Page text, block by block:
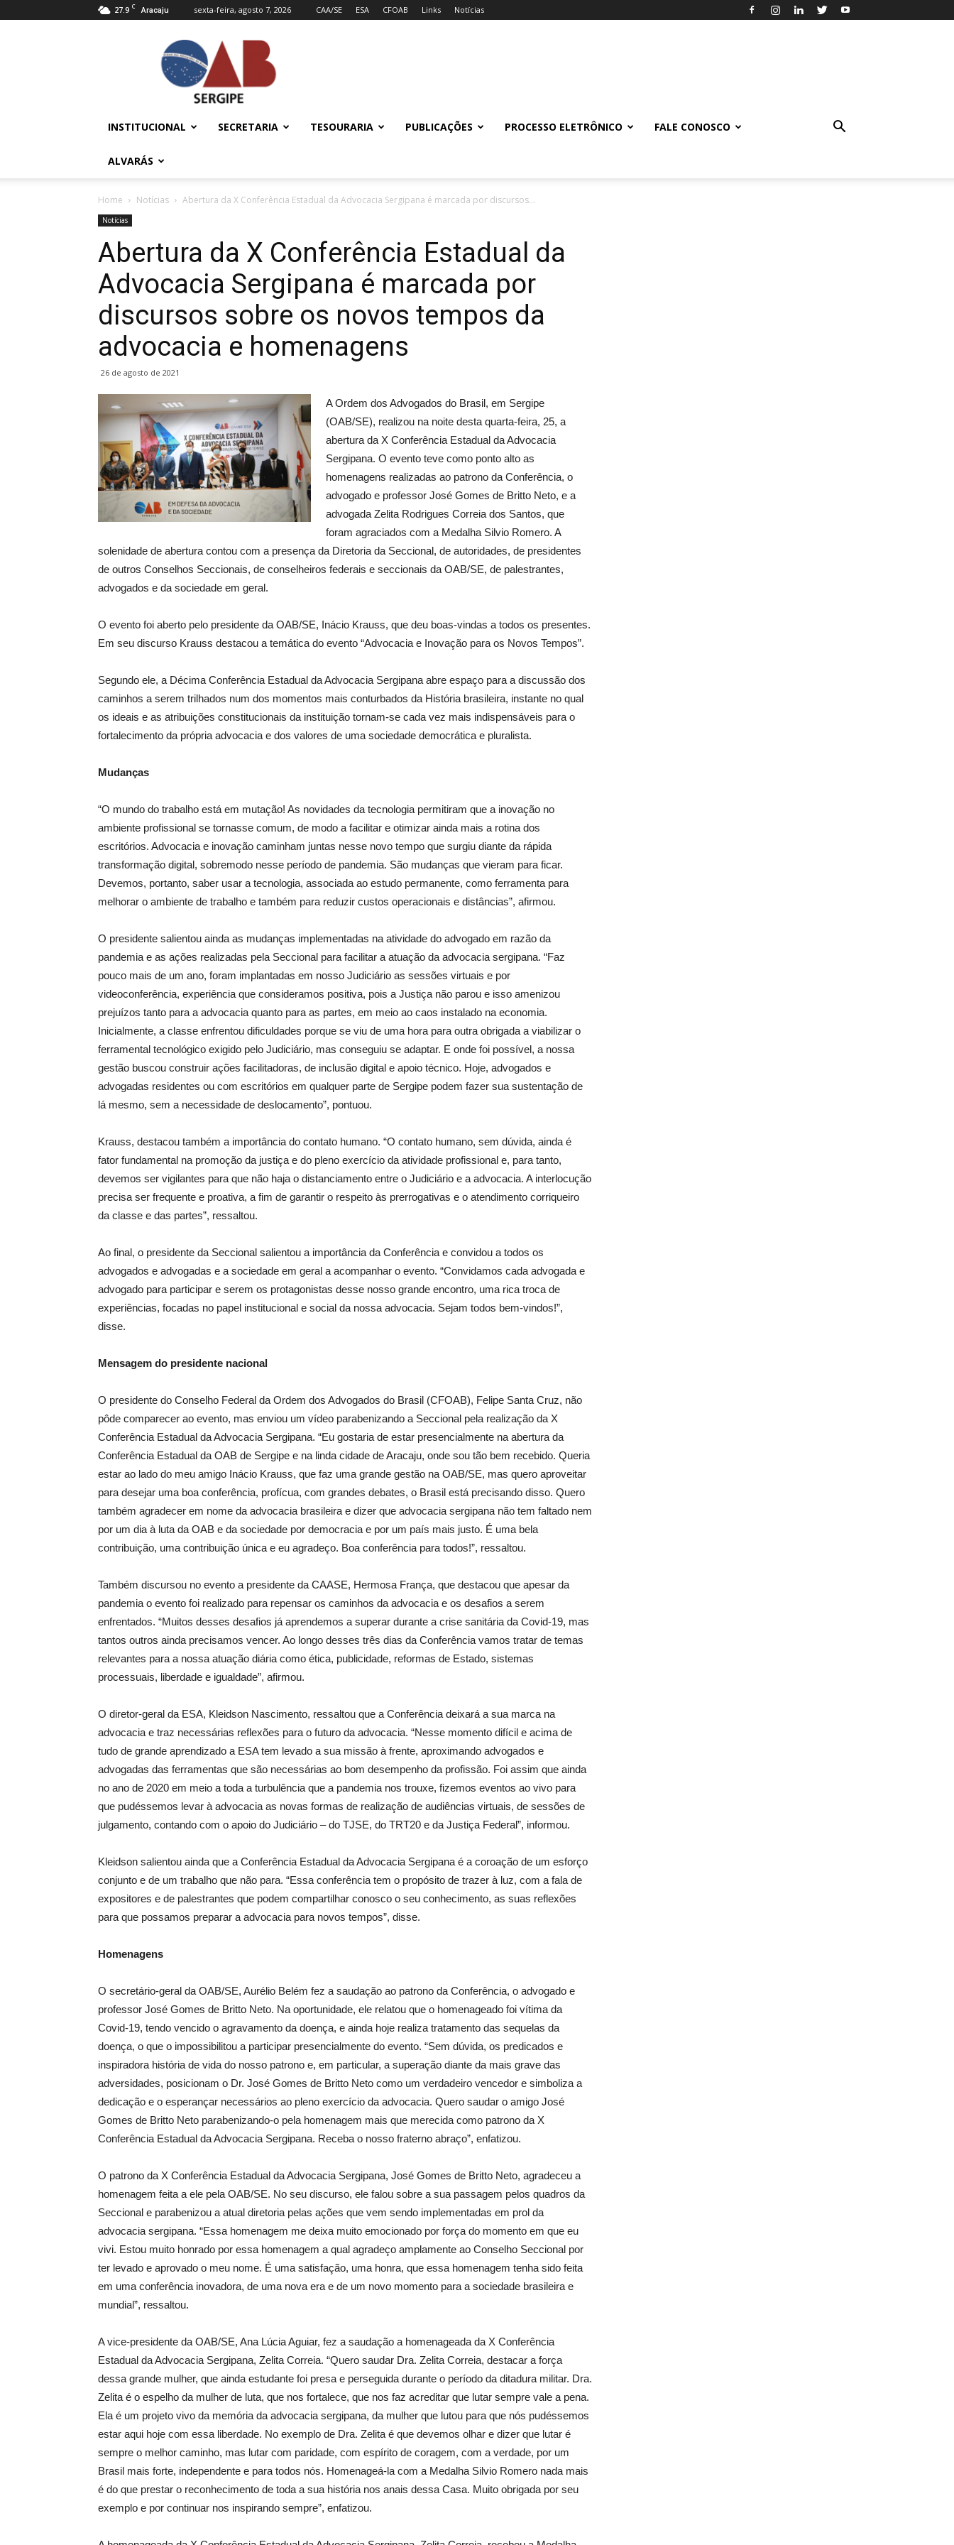
27.9 C Aracaju sexta-feira, agosto 7, 2026 CAA/SE ESA CFOAB Links Notícias
OAB/SE
Ordem
do
INSTITUCIONAL SECRETARIA TESOURARIA PUBLICAÇÕES PROCESSO ELETRÔNICO FALE CONOSCO
ALVARÁS
Home Notícias Abertura da X Conferência Estadual da Advocacia Sergipana é marcada por discursos...
Notícias
Abertura da X Conferência Estadual da
Advocacia Sergipana é marcada por
discursos sobre os novos tempos da
advocacia e homenagens
26 de agosto de 2021
A Ordem dos Advogados do Brasil, em Sergipe
(OAB/SE), realizou na noite desta quarta-feira, 25, a
abertura da X Conferência Estadual da Advocacia
Sergipana. O evento teve como ponto alto as
homenagens realizadas ao patrono da Conferência, o
advogado e professor José Gomes de Britto Neto, e a
advogada Zelita Rodrigues Correia dos Santos, que
foram agraciados com a Medalha Silvio Romero. A
solenidade de abertura contou com a presença da Diretoria da Seccional, de autoridades, de presidentes
de outros Conselhos Seccionais, de conselheiros federais e seccionais da OAB/SE, de palestrantes,
advogados e da sociedade em geral.
O evento foi aberto pelo presidente da OAB/SE, Inácio Krauss, que deu boas-vindas a todos os presentes.
Em seu discurso Krauss destacou a temática do evento “Advocacia e Inovação para os Novos Tempos”.
Segundo ele, a Décima Conferência Estadual da Advocacia Sergipana abre espaço para a discussão dos
caminhos a serem trilhados num dos momentos mais conturbados da História brasileira, instante no qual
os ideais e as atribuições constitucionais da instituição tornam-se cada vez mais indispensáveis para o
fortalecimento da própria advocacia e dos valores de uma sociedade democrática e pluralista.
Mudanças
“O mundo do trabalho está em mutação! As novidades da tecnologia permitiram que a inovação no
ambiente profissional se tornasse comum, de modo a facilitar e otimizar ainda mais a rotina dos
escritórios. Advocacia e inovação caminham juntas nesse novo tempo que surgiu diante da rápida
transformação digital, sobremodo nesse período de pandemia. São mudanças que vieram para ficar.
Devemos, portanto, saber usar a tecnologia, associada ao estudo permanente, como ferramenta para
melhorar o ambiente de trabalho e também para reduzir custos operacionais e distâncias”, afirmou.
O presidente salientou ainda as mudanças implementadas na atividade do advogado em razão da
pandemia e as ações realizadas pela Seccional para facilitar a atuação da advocacia sergipana. “Faz
pouco mais de um ano, foram implantadas em nosso Judiciário as sessões virtuais e por
videoconferência, experiência que consideramos positiva, pois a Justiça não parou e isso amenizou
prejuízos tanto para a advocacia quanto para as partes, em meio ao caos instalado na economia.
Inicialmente, a classe enfrentou dificuldades porque se viu de uma hora para outra obrigada a viabilizar o
ferramental tecnológico exigido pelo Judiciário, mas conseguiu se adaptar. E onde foi possível, a nossa
gestão buscou construir ações facilitadoras, de inclusão digital e apoio técnico. Hoje, advogados e
advogadas residentes ou com escritórios em qualquer parte de Sergipe podem fazer sua sustentação de
lá mesmo, sem a necessidade de deslocamento”, pontuou.
Krauss, destacou também a importância do contato humano. “O contato humano, sem dúvida, ainda é
fator fundamental na promoção da justiça e do pleno exercício da atividade profissional e, para tanto,
devemos ser vigilantes para que não haja o distanciamento entre o Judiciário e a advocacia. A interlocução
precisa ser frequente e proativa, a fim de garantir o respeito às prerrogativas e o atendimento corriqueiro
da classe e das partes”, ressaltou.
Ao final, o presidente da Seccional salientou a importância da Conferência e convidou a todos os
advogados e advogadas e a sociedade em geral a acompanhar o evento. “Convidamos cada advogada e
advogado para participar e serem os protagonistas desse nosso grande encontro, uma rica troca de
experiências, focadas no papel institucional e social da nossa advocacia. Sejam todos bem-vindos!”,
disse.
Mensagem do presidente nacional
O presidente do Conselho Federal da Ordem dos Advogados do Brasil (CFOAB), Felipe Santa Cruz, não
pôde comparecer ao evento, mas enviou um vídeo parabenizando a Seccional pela realização da X
Conferência Estadual da Advocacia Sergipana. “Eu gostaria de estar presencialmente na abertura da
Conferência Estadual da OAB de Sergipe e na linda cidade de Aracaju, onde sou tão bem recebido. Queria
estar ao lado do meu amigo Inácio Krauss, que faz uma grande gestão na OAB/SE, mas quero aproveitar
para desejar uma boa conferência, profícua, com grandes debates, o Brasil está precisando disso. Quero
também agradecer em nome da advocacia brasileira e dizer que advocacia sergipana não tem faltado nem
por um dia à luta da OAB e da sociedade por democracia e por um país mais justo. É uma bela
contribuição, uma contribuição única e eu agradeço. Boa conferência para todos!”, ressaltou.
Também discursou no evento a presidente da CAASE, Hermosa França, que destacou que apesar da
pandemia o evento foi realizado para repensar os caminhos da advocacia e os desafios a serem
enfrentados. “Muitos desses desafios já aprendemos a superar durante a crise sanitária da Covid-19, mas
tantos outros ainda precisamos vencer. Ao longo desses três dias da Conferência vamos tratar de temas
relevantes para a nossa atuação diária como ética, publicidade, reformas de Estado, sistemas
processuais, liberdade e igualdade”, afirmou.
O diretor-geral da ESA, Kleidson Nascimento, ressaltou que a Conferência deixará a sua marca na
advocacia e traz necessárias reflexões para o futuro da advocacia. “Nesse momento difícil e acima de
tudo de grande aprendizado a ESA tem levado a sua missão à frente, aproximando advogados e
advogadas das ferramentas que são necessárias ao bom desempenho da profissão. Foi assim que ainda
no ano de 2020 em meio a toda a turbulência que a pandemia nos trouxe, fizemos eventos ao vivo para
que pudéssemos levar à advocacia as novas formas de realização de audiências virtuais, de sessões de
julgamento, contando com o apoio do Judiciário – do TJSE, do TRT20 e da Justiça Federal”, informou.
Kleidson salientou ainda que a Conferência Estadual da Advocacia Sergipana é a coroação de um esforço
conjunto e de um trabalho que não para. “Essa conferência tem o propósito de trazer à luz, com a fala de
expositores e de palestrantes que podem compartilhar conosco o seu conhecimento, as suas reflexões
para que possamos preparar a advocacia para novos tempos”, disse.
Homenagens
O secretário-geral da OAB/SE, Aurélio Belém fez a saudação ao patrono da Conferência, o advogado e
professor José Gomes de Britto Neto. Na oportunidade, ele relatou que o homenageado foi vítima da
Covid-19, tendo vencido o agravamento da doença, e ainda hoje realiza tratamento das sequelas da
doença, o que o impossibilitou a participar presencialmente do evento. “Sem dúvida, os predicados e
inspiradora história de vida do nosso patrono e, em particular, a superação diante da mais grave das
adversidades, posicionam o Dr. José Gomes de Britto Neto como um verdadeiro vencedor e simboliza a
dedicação e o esperançar necessários ao pleno exercício da advocacia. Quero saudar o amigo José
Gomes de Britto Neto parabenizando-o pela homenagem mais que merecida como patrono da X
Conferência Estadual da Advocacia Sergipana. Receba o nosso fraterno abraço”, enfatizou.
O patrono da X Conferência Estadual da Advocacia Sergipana, José Gomes de Britto Neto, agradeceu a
homenagem feita a ele pela OAB/SE. No seu discurso, ele falou sobre a sua passagem pelos quadros da
Seccional e parabenizou a atual diretoria pelas ações que vem sendo implementadas em prol da
advocacia sergipana. “Essa homenagem me deixa muito emocionado por força do momento em que eu
vivi. Estou muito honrado por essa homenagem a qual agradeço amplamente ao Conselho Seccional por
ter levado e aprovado o meu nome. É uma satisfação, uma honra, que essa homenagem tenha sido feita
em uma conferência inovadora, de uma nova era e de um novo momento para a sociedade brasileira e
mundial”, ressaltou.
A vice-presidente da OAB/SE, Ana Lúcia Aguiar, fez a saudação a homenageada da X Conferência
Estadual da Advocacia Sergipana, Zelita Correia. “Quero saudar Dra. Zelita Correia, destacar a força
dessa grande mulher, que ainda estudante foi presa e perseguida durante o período da ditadura militar. Dra.
Zelita é o espelho da mulher de luta, que nos fortalece, que nos faz acreditar que lutar sempre vale a pena.
Ela é um projeto vivo da memória da advocacia sergipana, da mulher que lutou para que nós pudéssemos
estar aqui hoje com essa liberdade. No exemplo de Dra. Zelita é que devemos olhar e dizer que lutar é
sempre o melhor caminho, mas lutar com paridade, com espírito de coragem, com a verdade, por um
Brasil mais forte, independente e para todos nós. Homenageá-la com a Medalha Silvio Romero nada mais
é do que prestar o reconhecimento de toda a sua história nos anais dessa Casa. Muito obrigada por seu
exemplo e por continuar nos inspirando sempre”, enfatizou.